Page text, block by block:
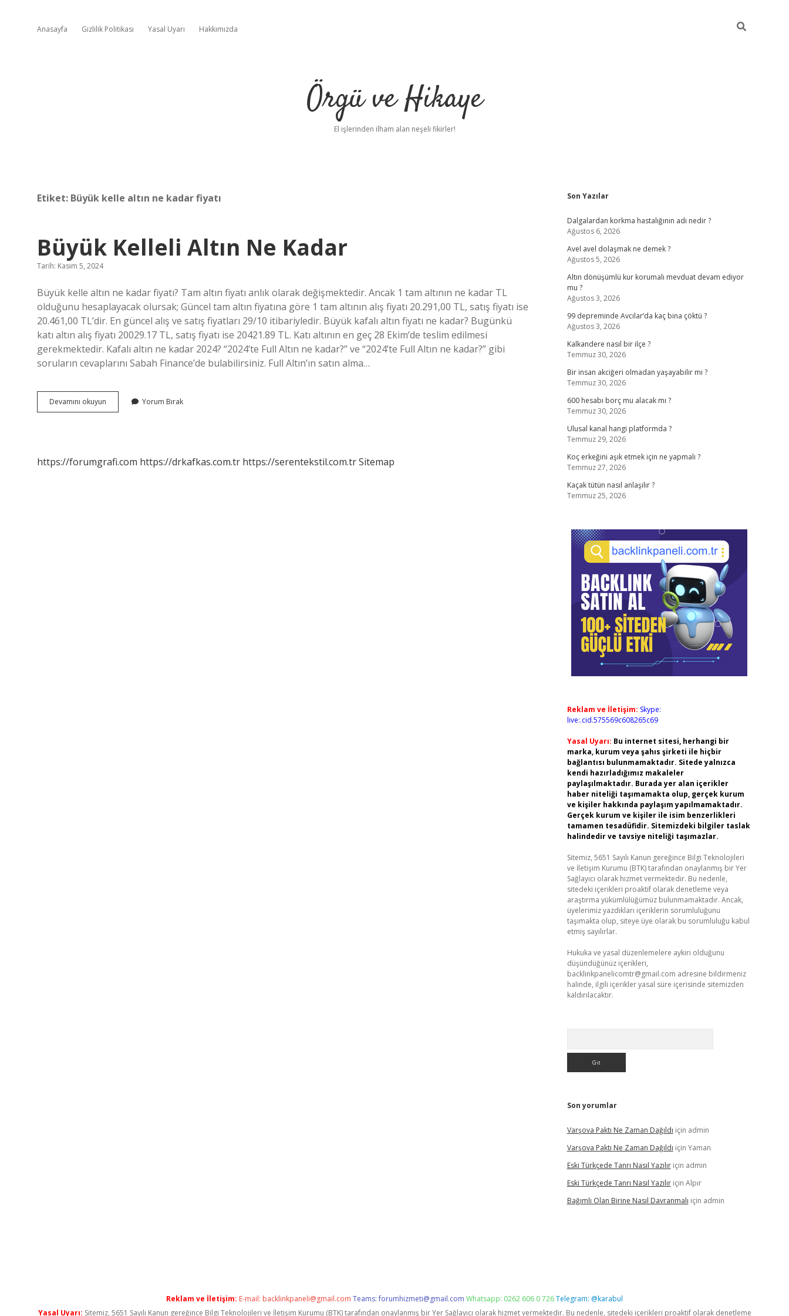
Anasayfa Gizlilik Politikası Yasal Uyarı Hakkımızda
Örgü ve Hikaye
El işlerinden ilham alan neşeli fikirler!
Etiket: Büyük kelle altın ne kadar fiyatı
Büyük Kelleli Altın Ne Kadar
Tarih: Kasım 5, 2024
Büyük kelle altın ne kadar fiyatı? Tam altın fiyatı anlık olarak değişmektedir. Ancak 1 tam altının ne kadar TL
olduğunu hesaplayacak olursak; Güncel tam altın fiyatına göre 1 tam altının alış fiyatı 20.291,00 TL, satış fiyatı ise
20.461,00 TL’dir. En güncel alış ve satış fiyatları 29/10 itibariyledir. Büyük kafalı altın fiyatı ne kadar? Bugünkü
katı altın alış fiyatı 20029.17 TL, satış fiyatı ise 20421.89 TL. Katı altının en geç 28 Ekim’de teslim edilmesi
gerekmektedir. Kafalı altın ne kadar 2024? “2024’te Full Altın ne kadar?” ve “2024’te Full Altın ne kadar?” gibi
soruların cevaplarını Sabah Finance’de bulabilirsiniz. Full Altın’ın satın alma…
Devamını okuyun
Kelleli
Yorum Bırak
https://forumgrafi.com https://drkafkas.com.tr https://serentekstil.com.trSitemap
Sidebar
Son Yazılar
Dalgalardan korkma hastalığının adı nedir ?
Ağustos 6, 2026
Avel avel dolaşmak ne demek ?
Ağustos 5, 2026
Altın dönüşümlü kur korumalı mevduat devam ediyor
mu ?
Ağustos 3, 2026
99 depreminde Avcılar’da kaç bina çöktü ?
Ağustos 3, 2026
Kalkandere nasıl bir ilçe ?
Temmuz 30, 2026
Bir insan akciğeri olmadan yaşayabilir mi ?
Temmuz 30, 2026
600 hesabı borç mu alacak mı ?
Temmuz 30, 2026
Ulusal kanal hangi platformda ?
Temmuz 29, 2026
Koç erkeğini aşık etmek için ne yapmalı ?
Temmuz 27, 2026
Kaçak tütün nasıl anlaşılır ?
Temmuz 25, 2026
Reklam ve İletişim: Skype:
live:.cid.575569c608265c69
Yasal Uyarı: Bu internet sitesi, herhangi bir
marka, kurum veya şahıs şirketi ile hiçbir
bağlantısı bulunmamaktadır. Sitede yalnızca
kendi hazırladığımız makaleler
paylaşılmaktadır. Burada yer alan içerikler
haber niteliği taşımamakta olup, gerçek kurum
ve kişiler hakkında paylaşım yapılmamaktadır.
Gerçek kurum ve kişiler ile isim benzerlikleri
tamamen tesadüfidir. Sitemizdeki bilgiler taslak
halindedir ve tavsiye niteliği taşımazlar.
Sitemiz, 5651 Sayılı Kanun gereğince Bilgi Teknolojileri
ve İletişim Kurumu (BTK) tarafından onaylanmış bir Yer
Sağlayıcı olarak hizmet vermektedir. Bu nedenle,
sitedeki içerikleri proaktif olarak denetleme veya
araştırma yükümlülüğümüz bulunmamaktadır. Ancak,
üyelerimiz yazdıkları içeriklerin sorumluluğunu
taşımakta olup, siteye üye olarak bu sorumluluğu kabul
etmiş sayılırlar.
Hukuka ve yasal düzenlemelere aykırı olduğunu
düşündüğünüz içerikleri,
backlinkpanelicomtr@gmail.com adresine bildirmeniz
halinde, ilgili içerikler yasal süre içerisinde sitemizden
kaldırılacaktır.
Son yorumlar
Varşova Paktı Ne Zaman Dağıldı için admin
Varşova Paktı Ne Zaman Dağıldı için Yaman
Eski Türkçede Tanrı Nasıl Yazılıriçin admin
Eski Türkçede Tanrı Nasıl Yazılıriçin Alpır
Bağımlı Olan Birine Nasıl Davranmalı için admin
Reklam ve İletişim: E-mail: backlinkpaneli@gmail.com Teams:forumhizmeti@gmail.com Whatsapp: 0262 606 0 726Telegram: @karabul
Yasal Uyarı: Sitemiz, 5651 Sayılı Kanun gereğince Bilgi Teknolojileri ve İletişim Kurumu (BTK) tarafından onaylanmış bir Yer Sağlayıcı olarak hizmet vermektedir. Bu nedenle, sitedeki içerikleri proaktif olarak denetleme